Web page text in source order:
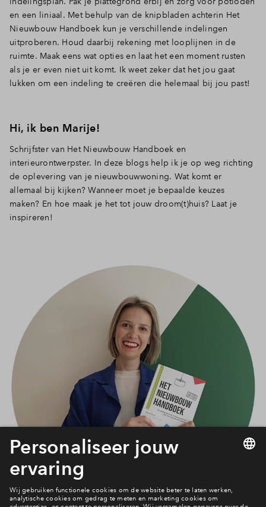
en een liniaal. Met behulp van de knipbladen achterin Het
Nieuwbouw Handboek kun je verschillende indelingen
uitproberen. Houd daarbij rekening met looplijnen in de
ruimte. Maak eens wat opties en laat het een moment rusten
als je er even niet uit komt. Ik weet zeker dat het jou gaat
lukken om een indeling te creëren die helemaal bij jou past!
Hi, ik ben Marije!
Schrijfster van Het Nieuwbouw Handboek en
interieurontwerpster. In deze blogs help ik je op weg richting
de oplevering van je nieuwbouwwoning. Wat komt er
allemaal bij kijken? Wanneer moet je bepaalde keuzes
maken? En hoe maak je het tot jouw droom(t)huis? Laat je
inspireren!